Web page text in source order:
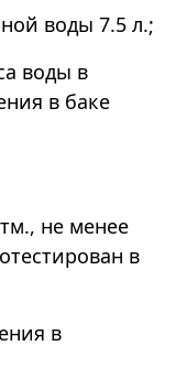
воды 7.5 л.;
воды в
в баке
не менее
в
в